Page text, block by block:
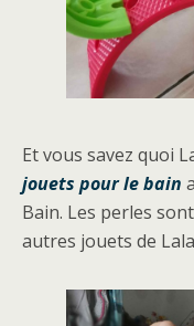
Et vous savez quoi
jouets pour le bain
Bain. Les perles
autres jouets de